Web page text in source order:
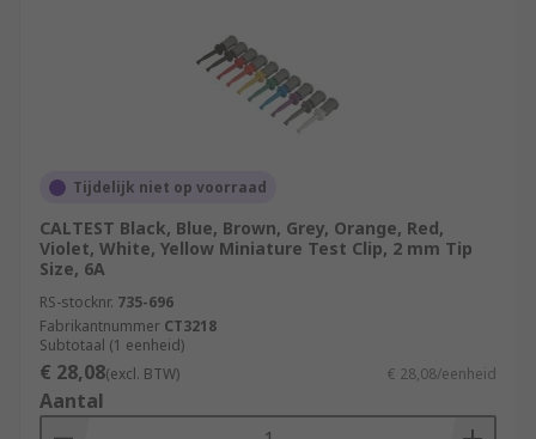
Tijdelijk niet op voorraad
CALTEST Black, Blue, Brown, Grey, Orange, Red,
Violet, White, Yellow Miniature Test Clip, 2 mm Tip
Size, 6A
RS-stocknr. 735-696
Fabrikantnummer CT3218
Subtotaal (1 eenheid)
€ 28,08(excl. BTW) € 28,08/eenheid
Aantal